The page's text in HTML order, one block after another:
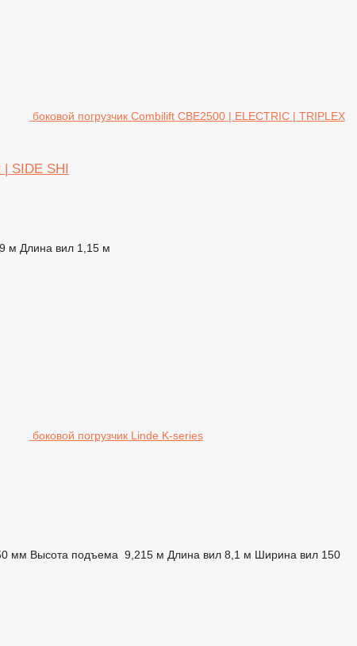
боковой погрузчик Combilift CBE2500 | ELECTRIC | TRIPLEX
| SIDE SHI
м Длина вил 1,15 м
боковой погрузчик Linde K-series
мм Высота подъема 9,215 м Длина вил 8,1 м Ширина вил 150